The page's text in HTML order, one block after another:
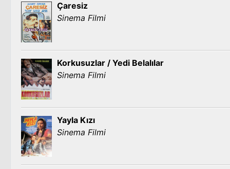
Çaresiz
Sinema Filmi
Korkusuzlar / Yedi Belalılar
Sinema Filmi
Yayla Kızı
Sinema Filmi